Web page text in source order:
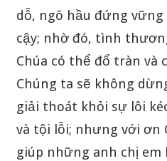
dỗ, ngõ hầu đứng
cậy; nhờ đó, tình
Chúa có thể đổ tràn và
Chúng ta sẽ không
giải thoát khỏi sự lôi
và tội lỗi; nhưng với ơn
giúp những anh chị